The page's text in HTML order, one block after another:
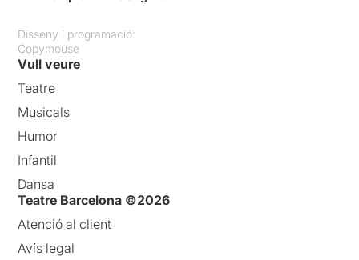
Disseny i programació:
Copymouse
Vull veure
Teatre
Musicals
Humor
Infantil
Dansa
Teatre Barcelona ©2026
Atenció al client
Avís legal